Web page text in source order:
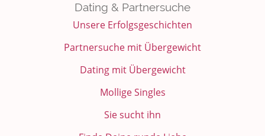
Dating & Partnersuche
Unsere Erfolgsgeschichten
Partnersuche mit Übergewicht
Dating mit Übergewicht
Mollige Singles
Sie sucht ihn